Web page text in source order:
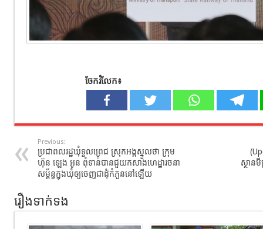
ចែករំលែក៖
Previous:
ប្រជាពលរដ្ឋឃុំទួលព្រេជ ស្រុកអង្គស្នួលថា ក្រុម
ហ៊ុន ឡេង អូន ពុំទាន់បានជួយកសាងហេដ្ឋារចនា
សម្ព័ន្ធក្នុងឃុំឲ្យចេញជាដុំកំភួននៅឡើយ
ស្ថាន
រឿងទាក់ទង